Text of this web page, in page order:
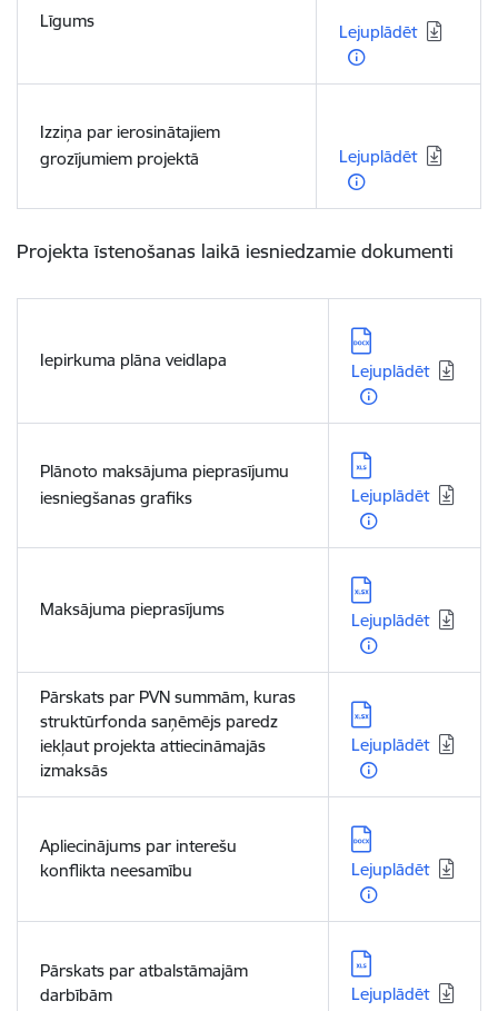
Līgums
Lejuplādēt
Izziņa par ierosinātajiem
grozījumiem projektā
Lejuplādēt
Projekta īstenošanas laikā iesniedzamie dokumenti
Iepirkuma plāna veidlapa
Lejupielādēt:
Lejuplādēt
Plānoto maksājuma pieprasījumu
iesniegšanas grafiks
Lejupielādēt:
Lejuplādēt
Maksājuma pieprasījums
Lejupielādēt:
Lejuplādēt
Pārskats par PVN summām, kuras
struktūrfonda saņēmējs paredz
iekļaut projekta attiecināmajās
izmaksās
Lejupielādēt:
Lejuplādēt
Apliecinājums par interešu
konflikta neesamību
Lejupielādēt:
Lejuplādēt
Pārskats par atbalstāmajām
darbībām
Lejupielādēt:
Lejuplādēt